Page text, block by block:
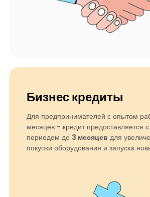
Бизнес кредиты
Для предпринимателей с опытом
месяцев - кредит предоставляется
периодом до 3 месяцев для
покупки оборудования и запуска